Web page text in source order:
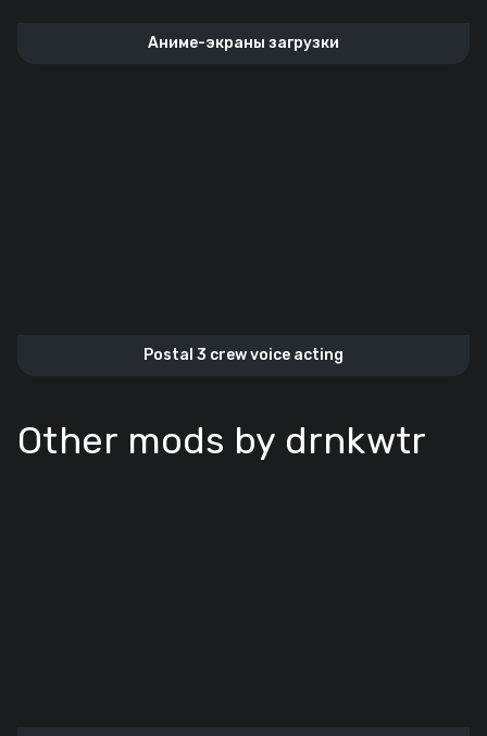
Аниме-экраны загрузки
Postal 3 crew voice acting
Other mods by drnkwtr